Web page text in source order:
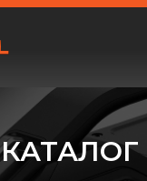
КАТАЛОГ